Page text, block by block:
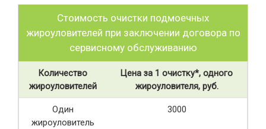
Стоимость очистки подмоечных
жироуловителей при заключении договора по
сервисному обслуживанию
Количество
жироуловителей
Цена за 1 очистку*, одного
жироуловителя, руб.
Один
жироуловитель
3000